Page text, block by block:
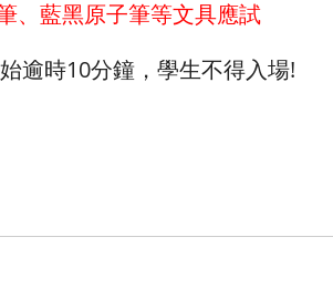
、藍黑原子筆等文具應試
逾時10分鐘，學生不得入場!